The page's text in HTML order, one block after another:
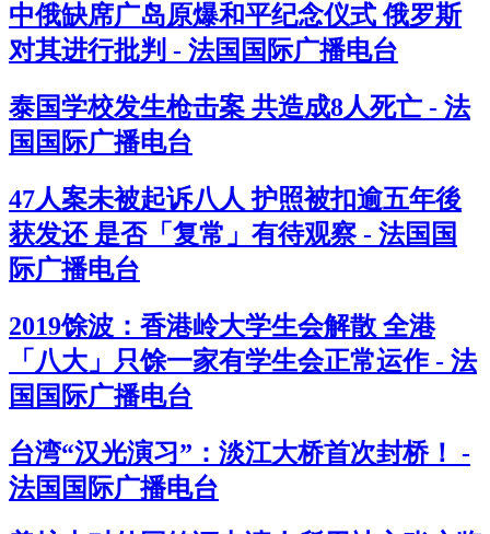
中俄缺席广岛原爆和平纪念仪式 俄罗斯
对其进行批判 - 法国国际广播电台
泰国学校发生枪击案 共造成8人死亡 - 法
国国际广播电台
47人案未被起诉八人 护照被扣逾五年後
获发还 是否「复常」有待观察 - 法国国
际广播电台
2019馀波：香港岭大学生会解散 全港
「八大」只馀一家有学生会正常运作 - 法
国国际广播电台
台湾“汉光演习”：淡江大桥首次封桥！ -
法国国际广播电台